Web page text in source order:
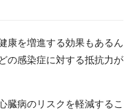
康を増進する効果もあるん
の感染症に対する抵抗力が
臓病のリスクを軽減するこ